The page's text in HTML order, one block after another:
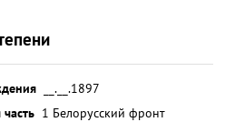
__.__.1897
1 Белорусский фронт